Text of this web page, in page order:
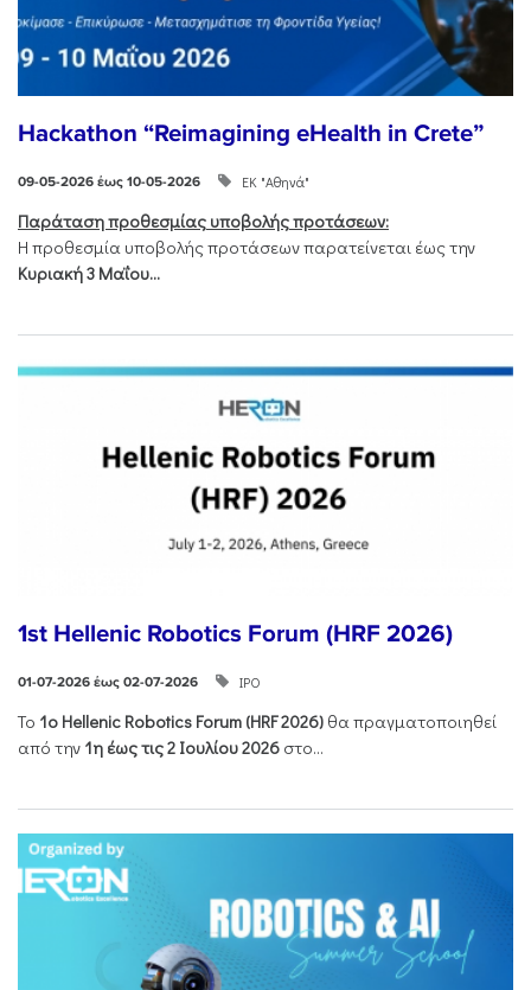
Hackathon “Reimagining eHealth in Crete”
09-05-2026 έως 10-05-2026 ΕΚ "Αθηνά"
Παράταση προθεσμίας υποβολής προτάσεων:
Η προθεσμία υποβολής προτάσεων παρατείνεται έως την
Κυριακή 3 Μαΐου...
1st Hellenic Robotics Forum (HRF 2026)
01-07-2026 έως 02-07-2026 ΙΡΟ
Το 1ο Hellenic Robotics Forum (HRF2026) θα πραγματοποιηθεί
από την 1η έως τις 2 Ιουλίου 2026 στο...